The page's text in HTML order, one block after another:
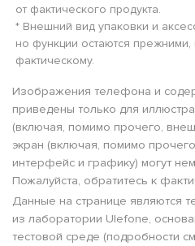
от фактического продукта.
* Внешний вид упаковки и
но функции остаются прежними,
фактическому.
Изображения телефона и
приведены только для
(включая, помимо прочего,
экран (включая, помимо
интерфейс и графику) могут
Пожалуйста, обратитесь к
Данные на странице являются
из лаборатории Ulefone,
тестовой среде (подробности